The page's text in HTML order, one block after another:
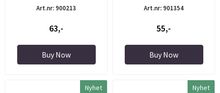
Art.nr: 900213
63,-
Buy Now
Art.nr: 901354
55,-
Buy Now
Nyhet Nyhet